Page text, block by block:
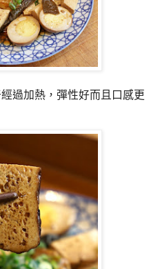
過加熱，彈性好而且口感更